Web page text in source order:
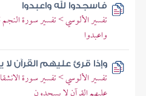
فاسجدوا لله واعبدوا
تفسير الألوسي > تفسير سورة
واعبدوا
وإذا قرئ عليهم القرآن
تفسير الألوسي > تفسير سورة